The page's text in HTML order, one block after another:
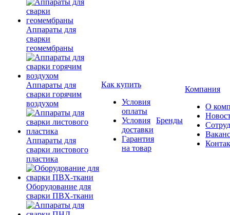
Аппараты для
сварки
геомембраны
Аппараты для
сварки горячим
воздухом
Аппараты для
сварки листового
пластика
Оборудование для
сварки ПВХ-ткани
Как купить
Условия
оплаты
Условия
доставки
Гарантия
на товар
Бренды
Компания
О